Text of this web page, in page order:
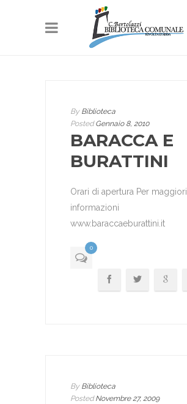
ByBiblioteca
PostedGennaio 8, 2010
BARACCA E
BURATTINI
Orari di apertura Per maggiori
informazioni
www.baraccaeburattini.it
0
ByBiblioteca
PostedNovembre 27, 2009